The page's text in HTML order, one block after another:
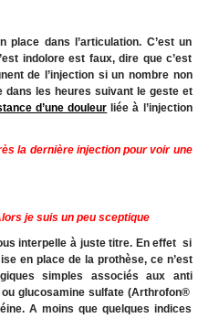
place dans l’articulation. C’est un
indolore est faux, dire que c’est
de l’injection si un nombre non
dans les heures suivant le geste et
d’une douleur liée à l’injection
la dernière injection pour voir une
je suis un peu sceptique
interpelle à juste titre. En effet si
en place de la prothèse, ce n’est
simples associés aux anti
glucosamine sulfate (Arthrofon®
A moins que quelques indices